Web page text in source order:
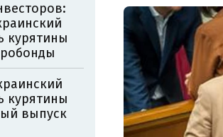
курятины
курятины
выпуск